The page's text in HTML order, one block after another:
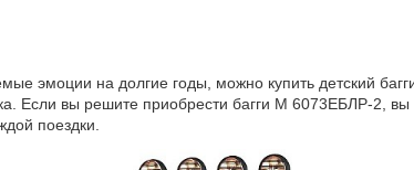
эмоции на долгие годы, можно купить детский
Если вы решите приобрести багги М 6073ЕБЛР-2, вы
поездки.